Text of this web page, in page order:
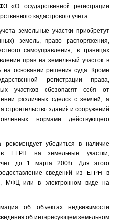
«О государственной регистрации
кадастрового учета.
земельные участки приобретут
земель, право распоряжения,
самоуправления, в границах
прав на земельный участок в
на основании решения суда. Кроме
регистрации права,
участков обезопасят себя от
различных сделок с землей, а
строительство зданий и сооружений
нормами действующего
рекомендует убедиться в наличие
в ЕГРН на земельные участки,
до 1 марта 2008г. Для этого
сведений из ЕГРН в
МФЦ или в электронном виде на
об объектах недвижимости
об интересующем земельном